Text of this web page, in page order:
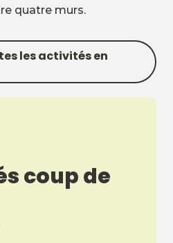
quatre murs.
les activités en
coup de